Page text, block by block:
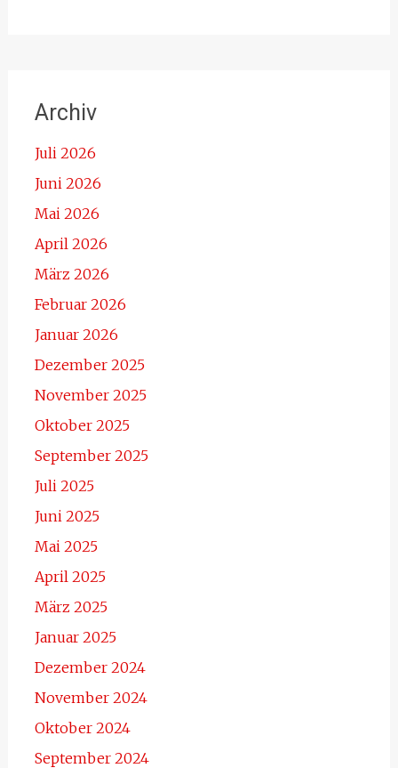
Archiv
Juli 2026
Juni 2026
Mai 2026
April 2026
März 2026
Februar 2026
Januar 2026
Dezember 2025
November 2025
Oktober 2025
September 2025
Juli 2025
Juni 2025
Mai 2025
April 2025
März 2025
Januar 2025
Dezember 2024
November 2024
Oktober 2024
September 2024